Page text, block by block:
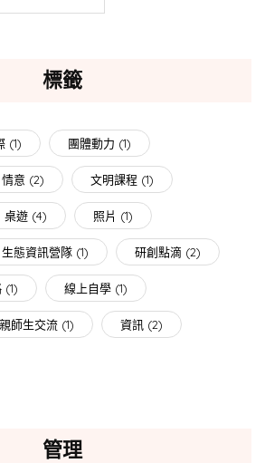
標籤
(1) 團體動力 (1)
情意 (2) 文明課程 (1)
桌遊 (4) 照片 (1)
生態資訊營隊 (1) 研創點滴 (2)
(1) 線上自學 (1)
親師生交流 (1) 資訊 (2)
管理